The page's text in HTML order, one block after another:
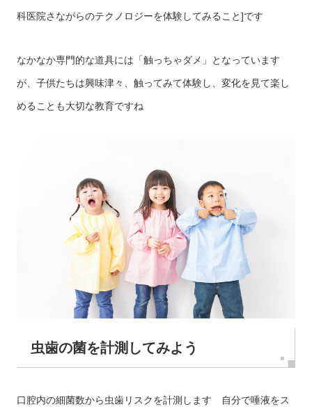
科医院さながらのテクノロジーを体験してみること]です
なかなか専門的な道具には「触っちゃダメ」となっています
が、子供たちは興味津々、触ってみて体験し、変化を見て楽し
めることも大切な教育ですね
虫歯の菌を計測してみよう
口腔内の細菌数から虫歯リスクを計測します 自分で唾液をス